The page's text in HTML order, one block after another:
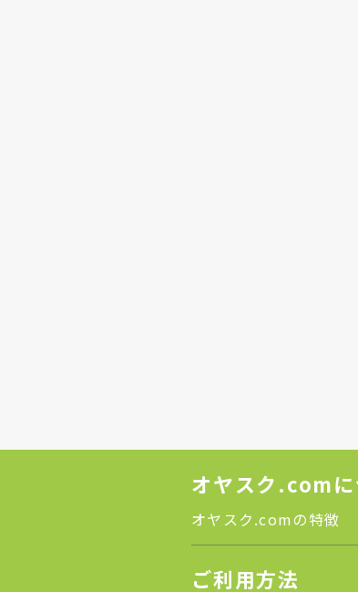
オヤスク.comに
オヤスク.comの特徴
ご利用方法